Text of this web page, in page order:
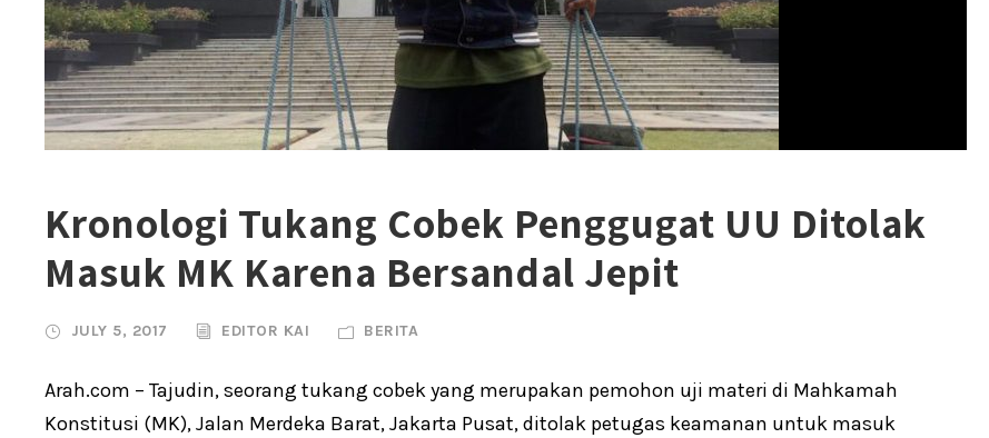
Kronologi Tukang Cobek Penggugat UU Ditolak
Masuk MK Karena Bersandal Jepit
JULY 5, 2017 EDITOR KAI BERITA
Arah.com – Tajudin, seorang tukang cobek yang merupakan pemohon uji materi di Mahkamah
Konstitusi (MK), Jalan Merdeka Barat, Jakarta Pusat, ditolak petugas keamanan untuk masuk